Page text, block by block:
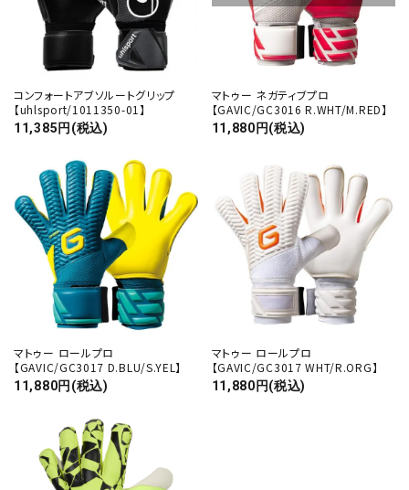
コンフォートアブソルートグリップ
【uhlsport/1011350-01】
11,385円(税込)
マトゥー ネガティブプロ
【GAVIC/GC3016 R.WHT/M.RED】
11,880円(税込)
マトゥー ロールプロ
【GAVIC/GC3017 D.BLU/S.YEL】
11,880円(税込)
マトゥー ロールプロ
【GAVIC/GC3017 WHT/R.ORG】
11,880円(税込)